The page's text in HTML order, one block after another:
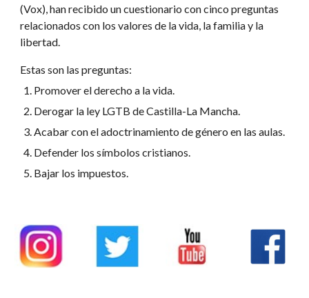
(Vox), han recibido un cuestionario con cinco preguntas
relacionados con los valores de la vida, la familia y la
libertad.
Estas son las preguntas:
Promover el derecho a la vida.
Derogar la ley LGTB de Castilla-La Mancha.
Acabar con el adoctrinamiento de género en las aulas.
Defender los símbolos cristianos.
Bajar los impuestos.